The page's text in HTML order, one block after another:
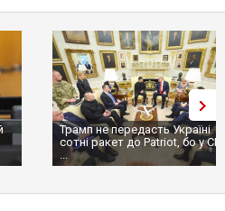
Трамп не передасть Україні
сотні ракет до Patriot, бо у
...